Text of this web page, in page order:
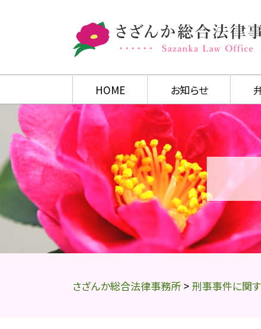
HOME お知らせ
さざんか総合法律事務所 > 刑事事件に関